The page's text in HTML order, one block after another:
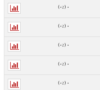
0 (0%)
0 (0%)
0 (0%)
0 (0%)
0 (0%)